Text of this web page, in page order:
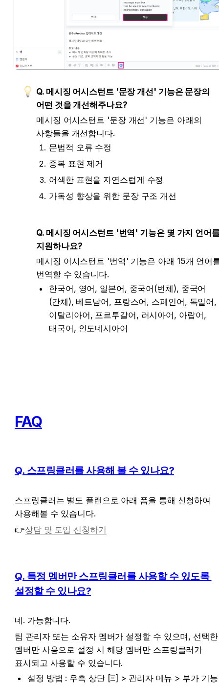
Q. 메시징 어시스턴트 '문장 개선' 기능은 문장의
어떤 것을 개선해주나요?
메시징 어시스턴트 '문장 개선' 기능은 아래의
사항들을 개선합니다.
문법적 오류 수정
중복 표현 제거
어색한 표현을 자연스럽게 수정
가독성 향상을 위한 문장 구조 개선
Q. 메시징 어시스턴트 '번역' 기능은 몇 가지 언어
지원하나요?
메시징 어시스턴트 '번역' 기능은 아래 15개 언어
번역할 수 있습니다.
한국어, 영어, 일본어, 중국어(번체), 중국어
(간체), 베트남어, 프랑스어, 스페인어, 독일어,
이탈리아어, 포르투갈어, 러시아어, 아랍어,
태국어, 인도네시아어
FAQ
Q. 스프링클러를 사용해 볼 수 있나요?
스프링클러는 별도 플랜으로 아래 폼을 통해 신청하여
사용해볼 수 있습니다.
👉상담 및 도입 신청하기
Q. 특정 멤버만 스프링클러를 사용할 수 있도록
설정할 수 있나요?
네. 가능합니다.
팀 관리자 또는 소유자 멤버가 설정할 수 있으며, 선택한
멤버만 사용으로 설정 시 해당 멤버만 스프링클러가
표시되고 사용할 수 있습니다.
설정 방법 : 우측 상단 [Ξ] > 관리자 메뉴 > 부가 기능